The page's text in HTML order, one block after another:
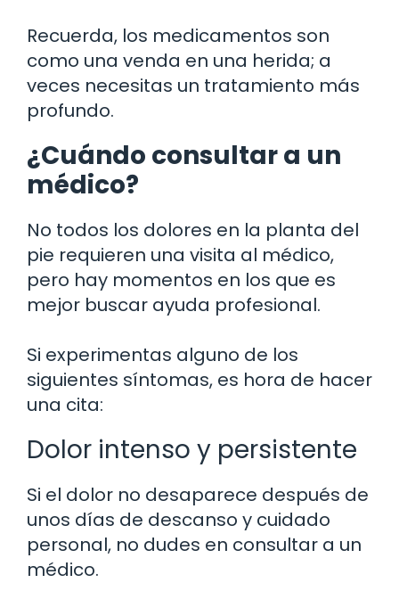
Recuerda, los medicamentos son
como una venda en una herida; a
veces necesitas un tratamiento más
profundo.
¿Cuándo consultar a un
médico?
No todos los dolores en la planta del
pie requieren una visita al médico,
pero hay momentos en los que es
mejor buscar ayuda profesional.
Si experimentas alguno de los
siguientes síntomas, es hora de hacer
una cita:
Dolor intenso y persistente
Si el dolor no desaparece después de
unos días de descanso y cuidado
personal, no dudes en consultar a un
médico.